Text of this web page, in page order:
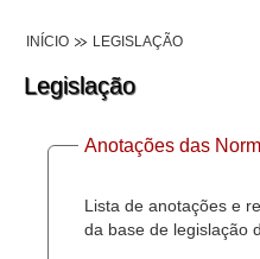
Dados Abertos Alesp
Lei de Acesso à Informação
Dados Governamentais
Planejamento
INÍCIO LEGISLAÇÃO
Legislação
Anotações das
Lista de anotações e
da base de legislação